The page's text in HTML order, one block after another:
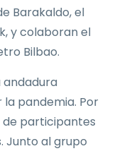
Barakaldo, el
y colaboran el
Bilbao.
andadura
pandemia. Por
de participantes
Junto al grupo